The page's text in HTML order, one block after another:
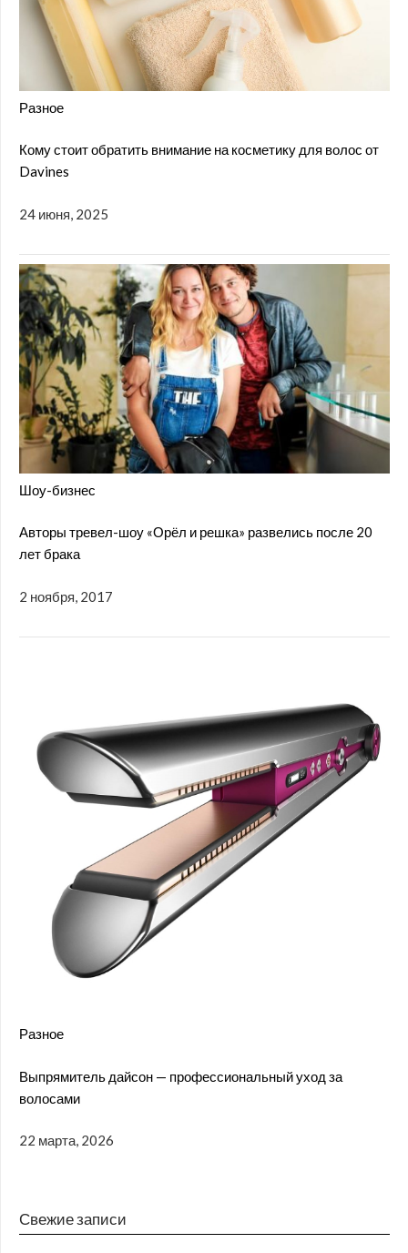
Разное
Кому стоит обратить внимание на косметику для волос от
Davines
24 июня, 2025
Шоу-бизнес
Авторы тревел-шоу «Орёл и решка» развелись после 20
лет брака
2 ноября, 2017
Разное
Выпрямитель дайсон — профессиональный уход за
волосами
22 марта, 2026
Свежие записи